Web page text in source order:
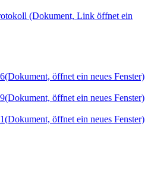
(Dokument, Link öffnet ein
(Dokument, öffnet ein neues Fenster)
(Dokument, öffnet ein neues Fenster)
(Dokument, öffnet ein neues Fenster)